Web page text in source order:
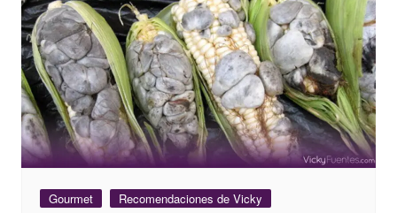
Gourmet Recomendaciones de Vicky